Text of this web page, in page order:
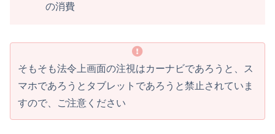
の消費
そもそも法令上画面の注視はカーナビであろうと、ス
マホであろうとタブレットであろうと禁止されていま
すので、ご注意ください